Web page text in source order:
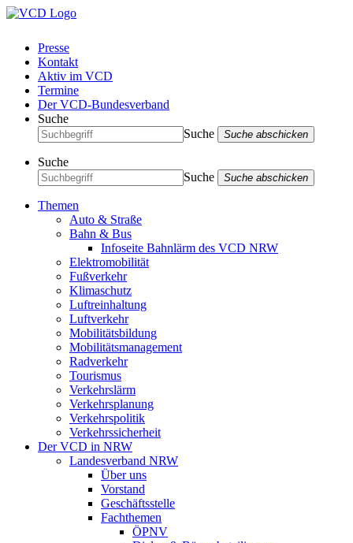
Presse
Kontakt
Aktiv im VCD
Termine
Der VCD-Bundesverband
Suche
Suche
Suche abschicken
Suche
Suche
Suche abschicken
Themen
Auto & Straße
Bahn & Bus
Infoseite Bahnlärm des VCD NRW
Elektromobilität
Fußverkehr
Klimaschutz
Luftreinhaltung
Luftverkehr
Mobilitätsbildung
Mobilitätsmanagement
Radverkehr
Tourismus
Verkehrslärm
Verkehrsplanung
Verkehrspolitik
Verkehrssicherheit
Der VCD in NRW
Landesverband NRW
Über uns
Vorstand
Geschäftsstelle
Fachthemen
ÖPNV